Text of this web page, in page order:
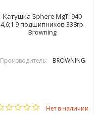
Катушка Sphere MgTi 940
4,6;1 9 подшипников 338гр.
Browning
Производитель: BROWNING
Нет в наличии